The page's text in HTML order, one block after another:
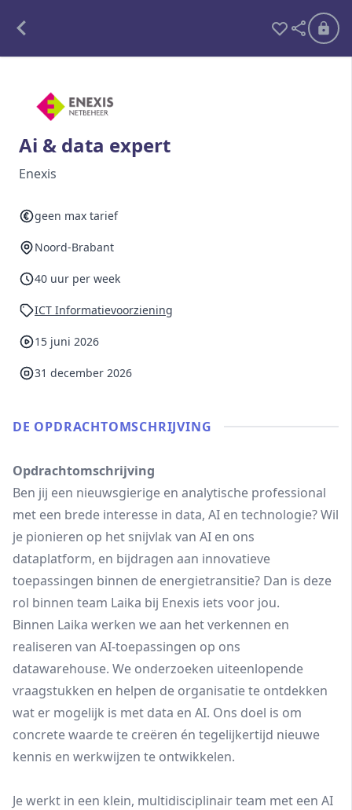
Interim opdrachten statistiek
Ben je al lid?
Ai & data expert
Enexis
geen max tarief
Noord-Brabant
40 uur per week
ICT Informatievoorziening
15 juni 2026
31 december 2026
DE OPDRACHT­OMSCHRIJVING
Opdrachtomschrijving
Ben jij een nieuwsgierige en analytische professional
met een brede interesse in data, AI en technologie? Wil
je pionieren op het snijvlak van AI en ons
dataplatform, en bijdragen aan innovatieve
toepassingen binnen de energietransitie? Dan is deze
rol binnen team Laika bij Enexis iets voor jou.
Binnen Laika werken we aan het verkennen en
realiseren van AI-toepassingen op ons
datawarehouse. We onderzoeken uiteenlopende
vraagstukken en helpen de organisatie te ontdekken
wat er mogelijk is met data en AI. Ons doel is om
concrete waarde te creëren én tegelijkertijd nieuwe
kennis en werkwijzen te ontwikkelen.
Je werkt in een klein, multidisciplinair team met een AI